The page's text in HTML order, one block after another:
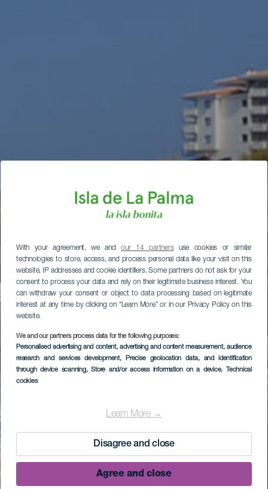
With your agreement, we andour 14 partnersuse cookies or similar
technologies to store, access, and process personal data like your visit on this
website, IP addresses and cookie identifiers. Some partners do not ask for your
consent to process your data and rely on their legitimate business interest. You
can withdraw your consent or object to data processing based on legitimate
interest at any time by clicking on “Learn More” or in our Privacy Policy on this
website.
We and our partners process data for the following purposes:
Personalised advertising and content, advertising and content measurement, audience
research and services development, Precise geolocation data, and identification
through device scanning, Store and/or access information on a device, Technical
cookies
Learn More →
Disagree and close
Agree and close